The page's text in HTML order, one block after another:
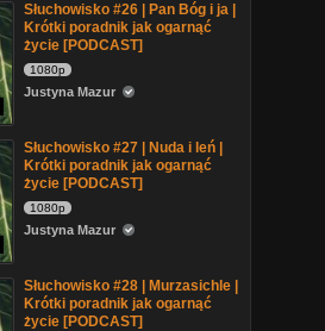
Słuchowisko #26 | Pan Bóg i ja |
Krótki poradnik jak ogarnąć
życie [PODCAST]
1080p
Justyna Mazur
Słuchowisko #27 | Nuda i leń |
Krótki poradnik jak ogarnąć
życie [PODCAST]
1080p
Justyna Mazur
Słuchowisko #28 | Murzasichle |
Krótki poradnik jak ogarnąć
życie [PODCAST]